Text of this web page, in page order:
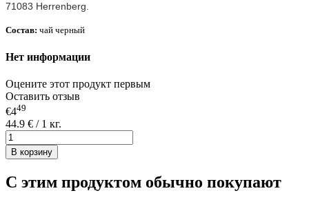
71083 Herrenberg.
Состав: чай черный
Нет информации
Оцените этот продукт первым
Оставить отзыв
€449
44.9 € / 1 кг.
В корзину
С этим продуктом обычно покупают